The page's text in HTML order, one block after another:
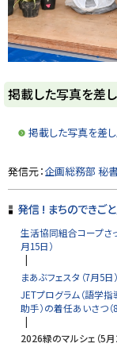
ト
ッ
戻
る
掲載した写真を差し
掲載した写真を差し
ト
ッ
プ
発信元：企画総務部 秘
発信 ! まちのできご
生活協同組合コープさ
月15日）
まあぶフェスタ（7月5日）
JETプログラム（語学
助手）の着任あいさつ（
2026緑のマルシェ（5月